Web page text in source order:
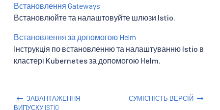
Встановлення Gateways
Встановлюйте та налаштовуйте шлюзи Istio.
Встановлення за допомогою Helm
Інструкція по встановленню та налаштуванню Istio в
кластері Kubernetes за допомогою Helm.
ЗАВАНТАЖЕННЯ
ВИПУСКУ ISTIO
СУМІСНІСТЬ ВЕРСІЙ